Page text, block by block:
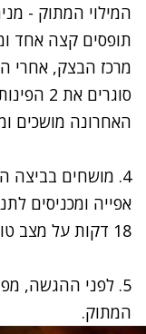
המילוי המתוק -
תופסים קצה אחד
מרכז הבצק, אחרי
סוגרים
האחרונה מושכים
4. מושחים בביצה
18 דקות על מצב טורבו.
5. לפני ההגשה,
המתוק.